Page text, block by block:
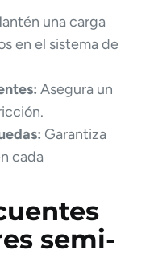
una carga
en el sistema de
Asegura un
Garantiza
cada
semi-